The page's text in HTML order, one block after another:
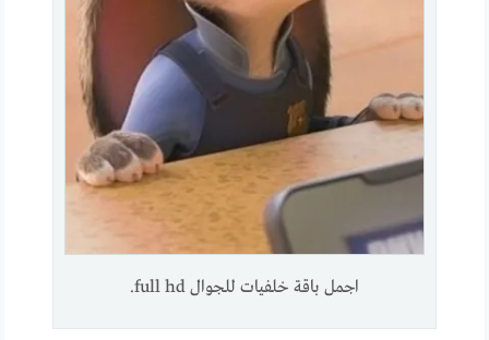
اجمل باقة خلفيات للجوال full hd.